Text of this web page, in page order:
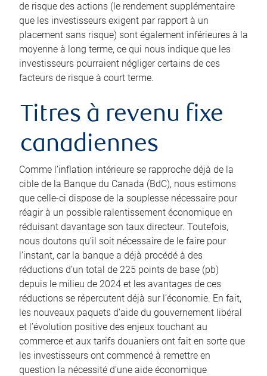
de risque des actions (le rendement supplémentaire
que les investisseurs exigent par rapport à un
placement sans risque) sont également inférieures à la
moyenne à long terme, ce qui nous indique que les
investisseurs pourraient négliger certains de ces
facteurs de risque à court terme.
Titres à revenu fixe
canadiennes
Comme l’inflation intérieure se rapproche déjà de la
cible de la Banque du Canada (BdC), nous estimons
que celle-ci dispose de la souplesse nécessaire pour
réagir à un possible ralentissement économique en
réduisant davantage son taux directeur. Toutefois,
nous doutons qu’il soit nécessaire de le faire pour
l’instant, car la banque a déjà procédé à des
réductions d’un total de 225 points de base (pb)
depuis le milieu de 2024 et les avantages de ces
réductions se répercutent déjà sur l’économie. En fait,
les nouveaux paquets d’aide du gouvernement libéral
et l’évolution positive des enjeux touchant au
commerce et aux tarifs douaniers ont fait en sorte que
les investisseurs ont commencé à remettre en
question la nécessité d’une aide économique